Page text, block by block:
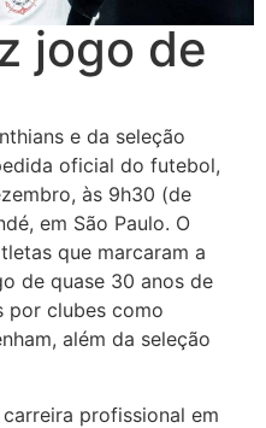
jogo de
e da seleção
oficial do futebol,
às 9h30 (de
em São Paulo. O
que marcaram a
de quase 30 anos de
por clubes como
além da seleção
profissional em